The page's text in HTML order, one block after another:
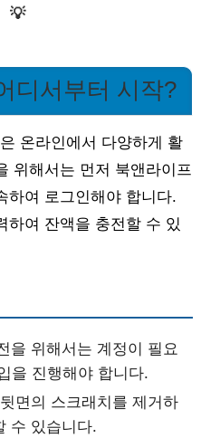
💡
디서부터 시작?
온라인에서 다양하게 활
위해서는 먼저 북앤라이프
하여 로그인해야 합니다.
하여 잔액을 충전할 수 있
을 위해서는 계정이 필요
을 진행해야 합니다.
면의 스크래치를 제거하
수 있습니다.